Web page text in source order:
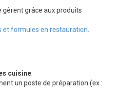
gèrent grâce aux produits
et formules en restauration
cuisine
un poste de préparation (ex :